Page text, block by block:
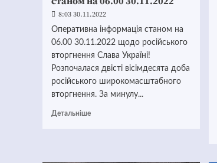
8:03 30.11.2022
Оперативна інформація станом на
06.00 30.11.2022 щодо російського
вторгнення Слава Україні!
Розпочалася двісті вісімдесята доба
російського широкомасштабного
вторгнення. За минулу...
Детальніше